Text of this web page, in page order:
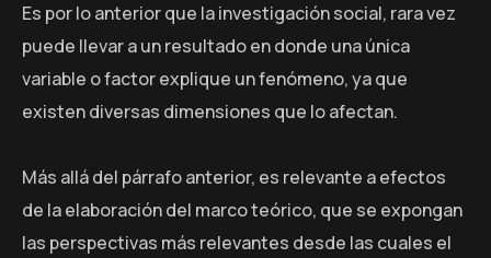
Es por lo anterior que la investigación social, rara vez
puede llevar a un resultado en donde una única
variable o factor explique un fenómeno, ya que
existen diversas dimensiones que lo afectan.
Más allá del párrafo anterior, es relevante a efectos
de la elaboración del marco teórico, que se expongan
las perspectivas más relevantes desde las cuales el